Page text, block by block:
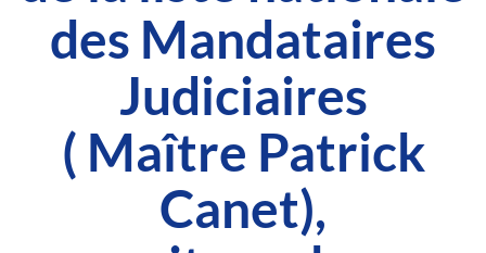
des Mandataires
Judiciaires
( Maître Patrick
Canet),